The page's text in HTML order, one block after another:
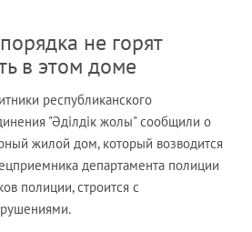
не горят
в этом доме
республиканского
"Әділдік жолы" сообщили о
жилой дом, который возводится
департамента полиции
полиции, строится с